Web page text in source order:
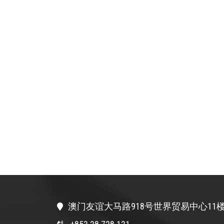
澳门友谊大马路918号世界贸易中心11